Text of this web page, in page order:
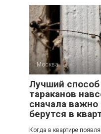
Москва
Лучший способ
тараканов
сначала важно
берутся в
Когда в квартире